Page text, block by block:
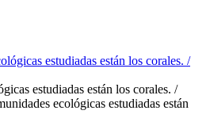
estudiadas están los corales. /
ecológicas estudiadas están